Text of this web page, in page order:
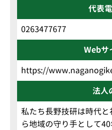
代表
0263477677
Webサ
https://
法人
私たち長野技研は時代
ら地域の守り手として